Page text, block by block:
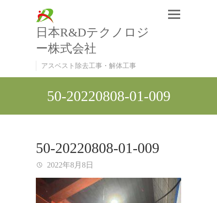
日本R&Dテクノロジ
ー株式会社
アスベスト除去工事・解体工事
50-20220808-01-009
50-20220808-01-009
2022年8月8日